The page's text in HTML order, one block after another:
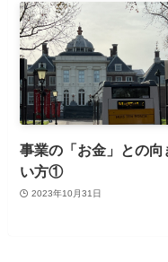
事業の「お金」との向
い方①
2023年10月31日